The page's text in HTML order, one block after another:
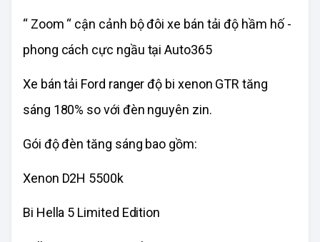
“ Zoom “ cận cảnh bộ đôi xe bán tải độ hầm hố -
phong cách cực ngầu tại Auto365
Xe bán tải Ford ranger độ bi xenon GTR tăng
sáng 180% so với đèn nguyên zin.
Gói độ đèn tăng sáng bao gồm:
Xenon D2H 5500k
Bi Hella 5 Limited Edition